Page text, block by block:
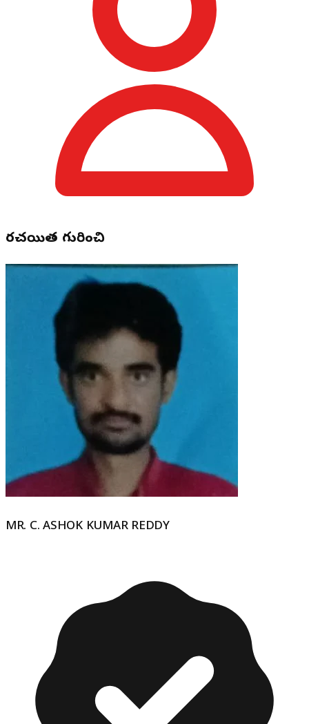
రచయిత గురించి
MR. C. ASHOK KUMAR REDDY